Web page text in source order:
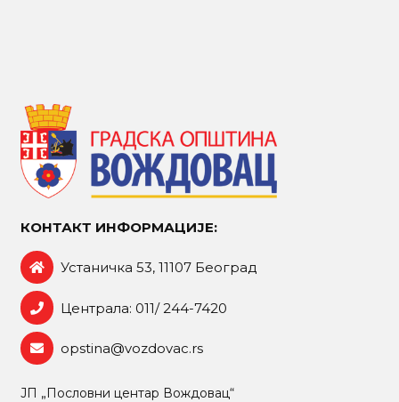
КОНТАКТ ИНФОРМАЦИЈЕ:
Устаничка 53, 11107 Београд
Централа: 011/ 244-7420
opstina@vozdovac.rs
ЈП „Пословни центар Вождовац“